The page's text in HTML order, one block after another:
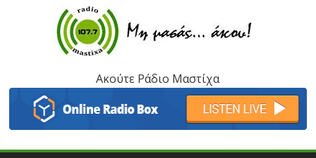
Μαριάννα Μασάδη
Τάνια Μπρεάζου
Ακούτε Ράδιο Μαστίχα